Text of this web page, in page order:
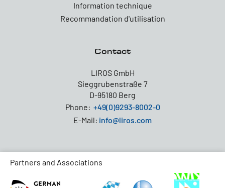
Information technique
Recommandation d'utilisation
Contact
LIROS GmbH
Sieggrubenstraße 7
D-95180 Berg
Phone: +49(0)9293-8002-0
E-Mail: info@liros.com
Partners and Associations